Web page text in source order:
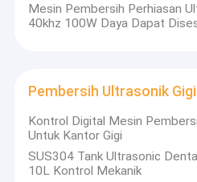
Mesin Pembersih Perhiasan
40khz 100W Daya Dapat
Pembersih Ultrasonik Gigi
Kontrol Digital Mesin
Untuk Kantor Gigi
SUS304 Tank Ultrasonic
10L Kontrol Mekanik